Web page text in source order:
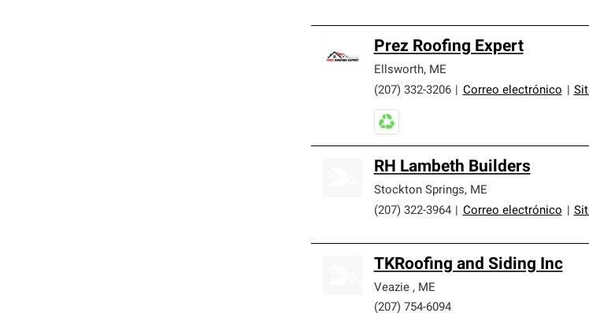
Prez Roofing Expert
Ellsworth, ME
(207) 332-3206
Correo electrónico
RH Lambeth Builders
Stockton Springs, ME
(207) 322-3964
Correo electrónico
TKRoofing and Siding Inc
Veazie , ME
(207) 754-6094